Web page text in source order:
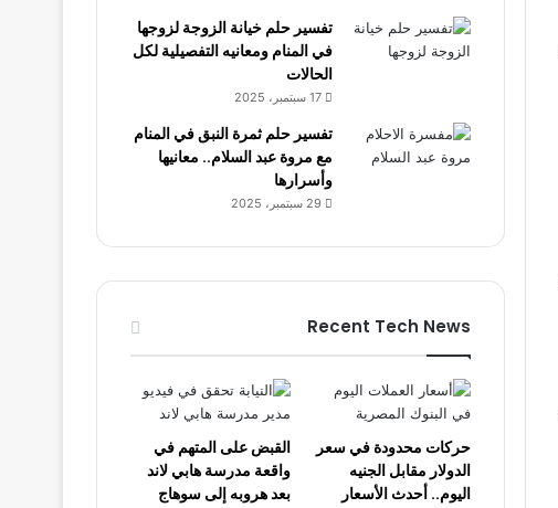
تفسير حلم خيانة الزوجة لزوجها
في المنام ومعانيه التفصيلية لكل
الحالات
17 سبتمبر، 2025
تفسير حلم ثمرة النبق في المنام
مع مروة عبد السلام.. معانيها
وأسرارها
29 سبتمبر، 2025
Recent Tech News
حركات محدودة في سعر
الدولار مقابل الجنيه
اليوم.. أحدث الأسعار
القبض على المتهم في
واقعة مدرسة هابي لاند
بعد هروبه إلى سوهاج